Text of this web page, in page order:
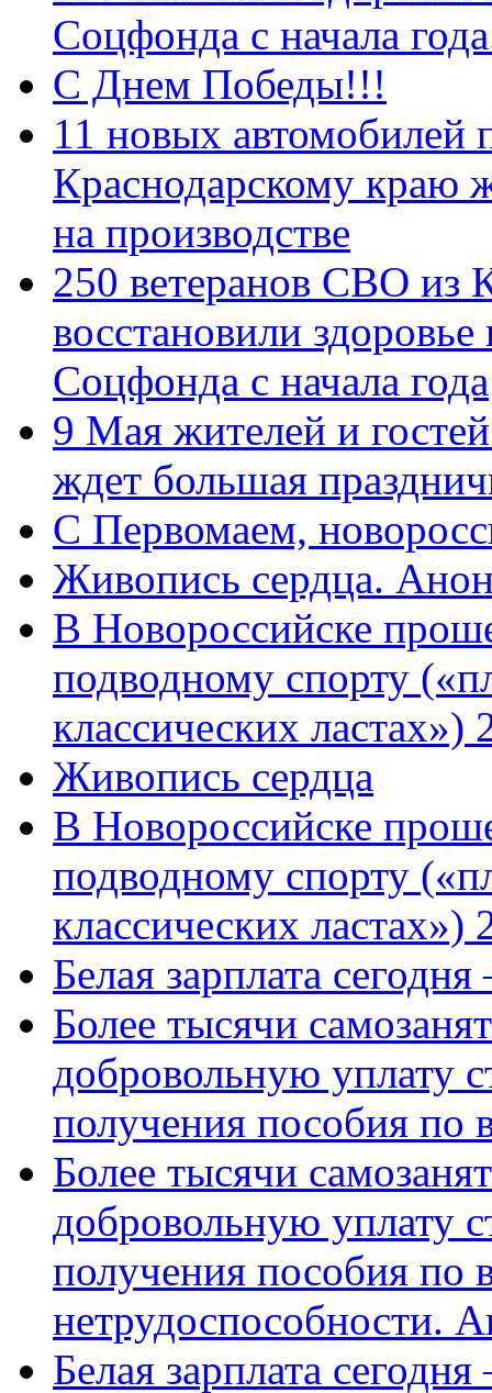
Соцфонда с начала
С Днем Победы!!!
11 новых автомобилей
Краснодарскому краю
на производстве
250 ветеранов СВО из
восстановили
Соцфонда с начала года
9 Мая жителей и
ждет большая
C Первомаем,
Живопись сердца.
В Новороссийске
подводному спорту
классических
Живопись сердца
В Новороссийске
подводному спорту
классических ластах»)
Белая зарплата
Более тысячи
добровольную уплату
получения пособия по
Более тысячи
добровольную уплату
получения пособия по
нетрудоспособности.
Белая зарплата